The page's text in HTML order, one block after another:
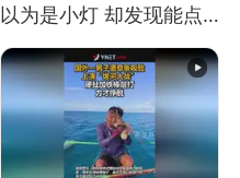
以为是小灯 却发现能点
处理